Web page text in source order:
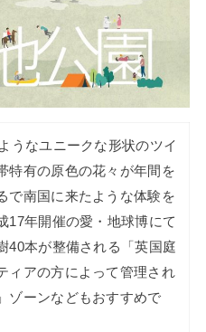
うなユニークな形状のツイ
特有の原色の花々が年間を
で南国に来たような体験を
17年開催の愛・地球博にて
40本が整備される「英国庭
ィアの方によって管理され
ゾーンなどもおすすめで